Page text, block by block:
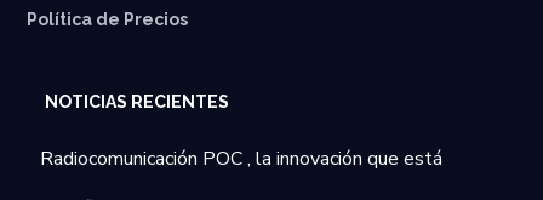
Política de Precios
NOTICIAS RECIENTES
Radiocomunicación POC , la innovación que está